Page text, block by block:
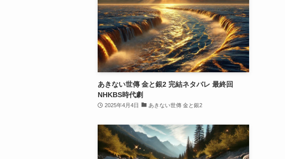
あきない世傳 金と銀2 完結ネタバレ 最終回
NHKBS時代劇
2025年4月4日 あきない世傳 金と銀2